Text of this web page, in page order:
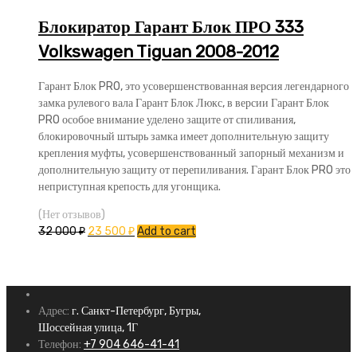
Блокиратор Гарант Блок ПРО 333
Volkswagen Tiguan 2008-2012
Гарант Блок PRO, это усовершенствованная версия легендарного
замка рулевого вала Гарант Блок Люкс, в версии Гарант Блок
PRO особое внимание уделено защите от спиливания,
блокировочный штырь замка имеет дополнительную защиту
крепления муфты, усовершенствованный запорный механизм и
дополнительную защиту от перепиливания. Гарант Блок PRO это
неприступная крепость для угонщика.
(Нет отзывов)
32 000₽ 23 500 ₽Add to cart
Адрес: г. Санкт-Петербург, Бугры,
Шоссейная улица, 1Г
Телефон: +7 904 646-41-41